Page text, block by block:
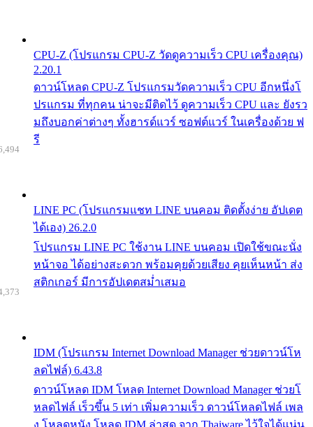
CPU-Z (โปรแกรม CPU-Z วัดดูความเร็ว CPU เครื่องคุณ)
2.20.1
ดาวน์โหลด CPU-Z โปรแกรมวัดความเร็ว CPU อีกหนึ่งโ
ปรแกรม ที่ทุกคน น่าจะมีติดไว้ ดูความเร็ว CPU และ ยังรว
มถึงบอกค่าต่างๆ ทั้งฮารด์แวร์ ซอฟต์แวร์ ในเครื่องด้วย ฟ
รี
LINE PC (โปรแกรมแชท LINE บนคอม ติดตั้งง่าย อัปเดต
ได้เอง) 26.2.0
โปรแกรม LINE PC ใช้งาน LINE บนคอม เปิดใช้ขณะนั่ง
หน้าจอ ได้อย่างสะดวก พร้อมคุยด้วยเสียง คุยเห็นหน้า ส่ง
สติกเกอร์ มีการอัปเดตสม่ำเสมอ
IDM (โปรแกรม Internet Download Manager ช่วยดาวน์โห
ลดไฟล์) 6.43.8
ดาวน์โหลด IDM โหลด Internet Download Manager ช่วยโ
หลดไฟล์ เร็วขึ้น 5 เท่า เพิ่มความเร็ว ดาวน์โหลดไฟล์ เพล
ง โหลดหนัง โหลด IDM ล่าสุด จาก Thaiware ไว้ใจได้แน่น